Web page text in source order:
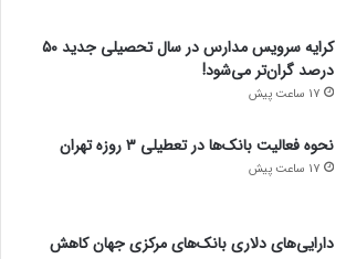
کرایه سرویس مدارس در سال تحصیلی جدید ۵۰
درصد گران‌تر می‌شود!
17 ساعت پیش
نحوه فعالیت بانک‌ها در تعطیلی ۳ روزه تهران
17 ساعت پیش
دارایی‌های دلاری بانک‌های مرکزی جهان کاهش